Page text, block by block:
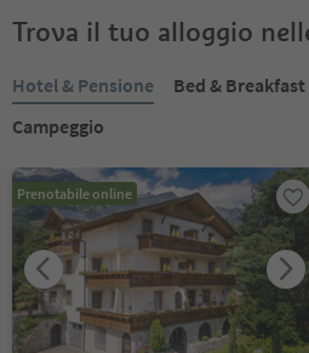
Trova il tuo alloggio
Hotel & Pensione Bed & Breakfast
Campeggio
Prenotabile online